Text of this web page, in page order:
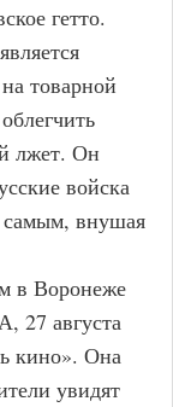
гетто.
товарной
лжет. Он
войска
самым, внушая
в Воронеже
27 августа
кино». Она
увидят